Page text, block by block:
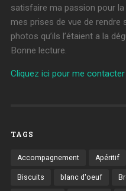
satisfaire ma passion pour
mes prises de vue de
photos qu’ils l’étaient a la
Bonne lecture.
Cliquez ici pour me contacter
TAGS
Accompagnement Apéritif
Biscuits blanc d'oeuf